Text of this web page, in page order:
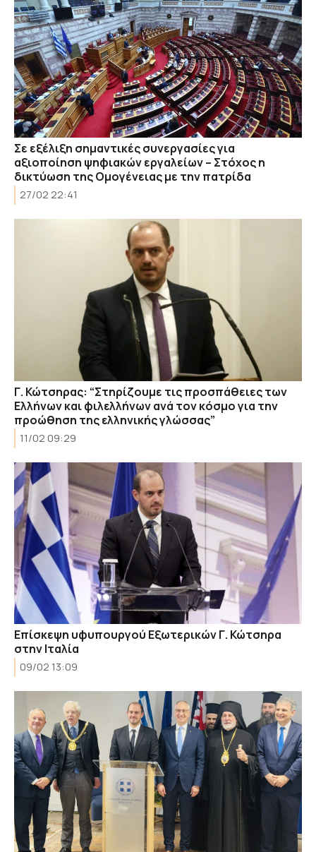
Σε εξέλιξη σημαντικές συνεργασίες για
αξιοποίηση ψηφιακών εργαλείων – Στόχος η
δικτύωση της Ομογένειας με την πατρίδα
27/02 22:41
Γ. Κώτσηρας: “Στηρίζουμε τις προσπάθειες των
Ελλήνων και φιλελλήνων ανά τον κόσμο για την
προώθηση της ελληνικής γλώσσας”
11/02 09:29
Επίσκεψη υφυπουργού Εξωτερικών Γ. Κώτσηρα
στην Ιταλία
09/02 13:09